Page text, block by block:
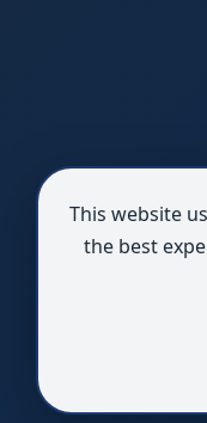
This website
the best